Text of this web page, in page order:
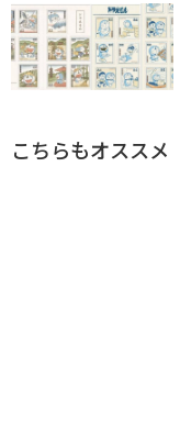
こちらもオススメ